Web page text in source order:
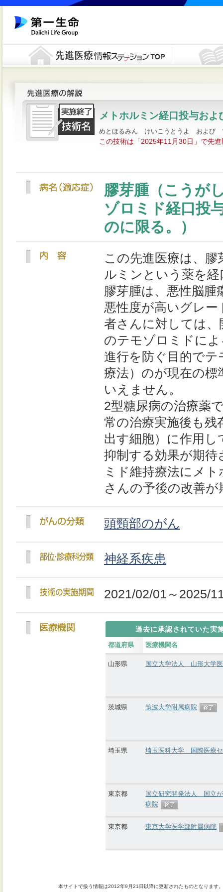
メトホルミン経口投与お
めとほるみん けいこうとうよ および
この技術は「2025年11月30日」で先
膠芽腫（こうが
ゾロミド経口投
のに限る。）
この先進医療は、
ルミンという薬を
膠芽腫は、悪性脳
悪性度が高いグレ
者さんに対しては
のテモゾロミドに
進行を防ぐ目的で
療法）のが現在の
いえません。
2型糖尿病の治療薬
常の治療実施後も残
出す細胞）に作用
抑制する効果が期
ミド維持療法にメ
さんの予後の改善
頭頸部のがん
神経系疾患
2021/02/01～2025/
過去に承認されていた実
都道府県 医療機関名
山形県 国立大学法人 山形大学
茨城県 筑波大学附属病院
埼玉県 埼玉医科大学 国際医療
東京都
国立研究開発法人 国立
病院
東京都 東京大学医学部附属病院
本サイトで扱う情報は2012年9月21日以降に更新されたものとなります